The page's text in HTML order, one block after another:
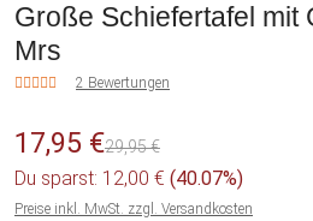
Große Schiefertafel mit
Mrs
2 Bewertungen
17,95 €29,95 €
Du sparst: 12,00 € (40.07%)
Preise inkl. MwSt. zzgl. Versandkosten